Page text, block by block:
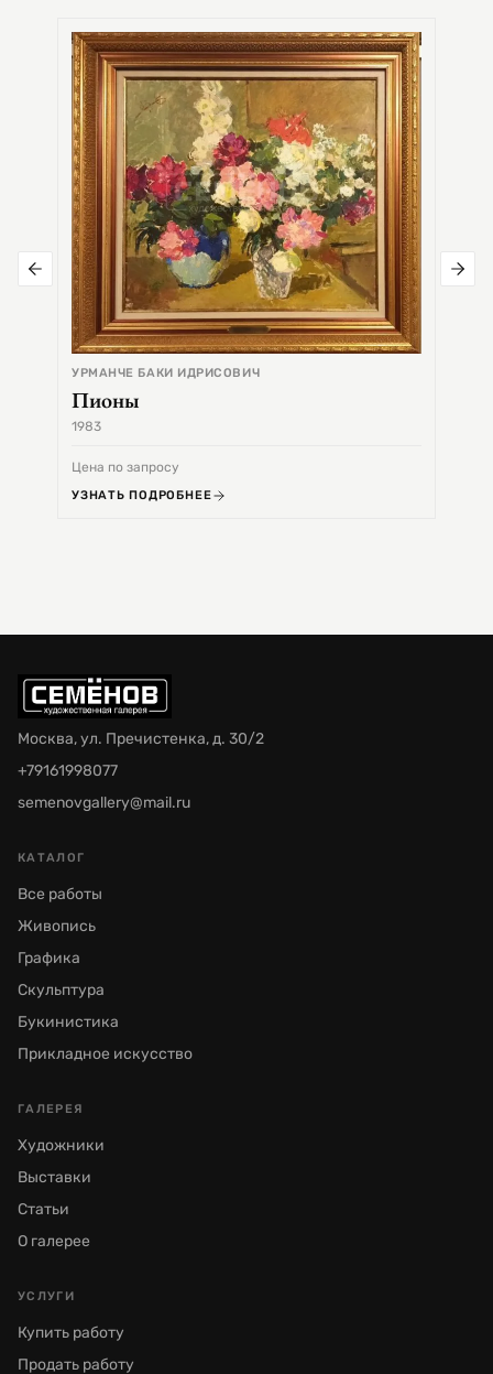
УРМАНЧЕ БАКИ ИДРИСОВИЧ
Пионы
1983
Цена по запросу
УЗНАТЬ ПОДРОБНЕЕ
Москва, ул. Пречистенка, д. 30/2
+79161998077
semenovgallery@mail.ru
КАТАЛОГ
Все работы
Живопись
Графика
Скульптура
Букинистика
Прикладное искусство
ГАЛЕРЕЯ
Художники
Выставки
Статьи
О галерее
УСЛУГИ
Купить работу
Продать работу